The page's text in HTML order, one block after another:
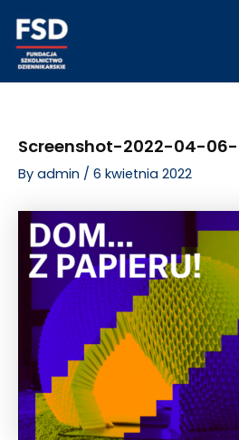
content
Screenshot-2022-04-06-
By admin / 6 kwietnia 2022
navigation